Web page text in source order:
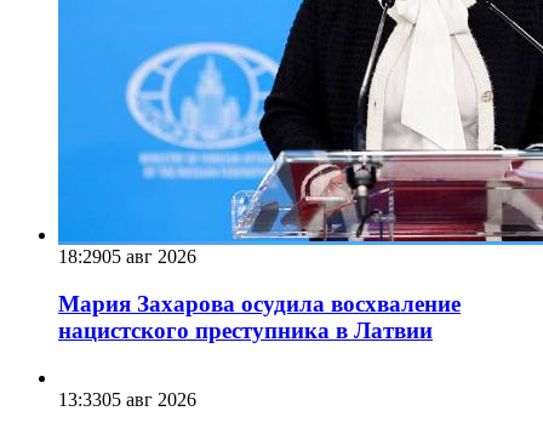
18:2905 авг 2026
Мария Захарова осудила восхваление
нацистского преступника в Латвии
13:3305 авг 2026